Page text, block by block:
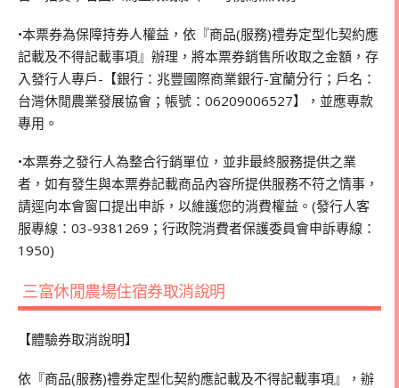
•本票券為保障持券人權益，依『商品(服務)禮券定型化契約應
記載及不得記載事項』辦理，將本票券銷售所收取之金額，存
入發行人專戶-【銀行：兆豐國際商業銀行-宜蘭分行；戶名：
台灣休閒農業發展協會；帳號：06209006527】，並應專款
專用。
•本票券之發行人為整合行銷單位，並非最終服務提供之業
者，如有發生與本票券記載商品內容所提供服務不符之情事，
請逕向本會窗口提出申訴，以維護您的消費權益。(發行人客
服專線：03-9381269；行政院消費者保護委員會申訴專線：
1950)
三富休閒農場住宿券取消說明
【體驗券取消說明】
依『商品(服務)禮券定型化契約應記載及不得記載事項』，辦